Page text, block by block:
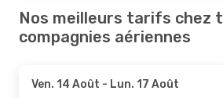
Nos meilleurs tarifs chez
compagnies aériennes
Ven. 14 Août - Lun. 17 Août